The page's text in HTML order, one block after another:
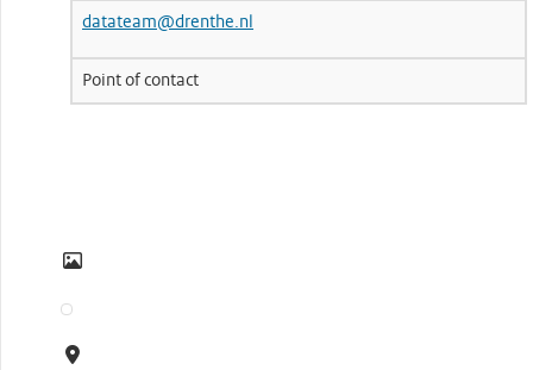
datateam@drenthe.nl
Point of contact